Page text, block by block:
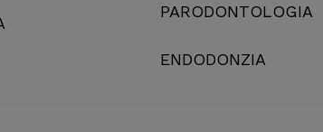
PARODONTOLOGIA
ENDODONZIA